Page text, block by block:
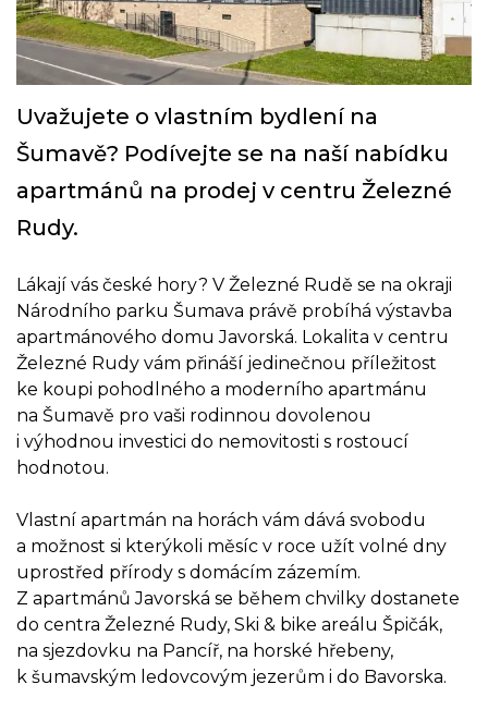
Uvažujete o vlastním bydlení na
Šumavě? Podívejte se na naší nabídku
apartmánů na prodej v centru Železné
Rudy.
Lákají vás české hory? V Železné Rudě se na okraji
Národního parku Šumava právě probíhá výstavba
apartmánového domu Javorská. Lokalita v centru
Železné Rudy vám přináší jedinečnou příležitost
ke koupi pohodlného a moderního apartmánu
na Šumavě pro vaši rodinnou dovolenou
i výhodnou investici do nemovitosti s rostoucí
hodnotou.
Vlastní apartmán na horách vám dává svobodu
a možnost si kterýkoli měsíc v roce užít volné dny
uprostřed přírody s domácím zázemím.
Z apartmánů Javorská se během chvilky dostanete
do centra Železné Rudy, Ski & bike areálu Špičák,
na sjezdovku na Pancíř, na horské hřebeny,
k šumavským ledovcovým jezerům i do Bavorska.